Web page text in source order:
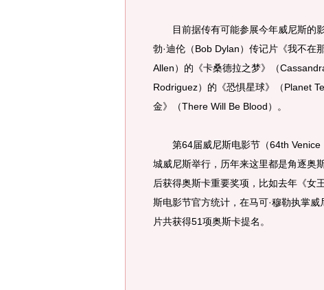
目前据传有可能参展今年威尼斯的影
勃·迪伦（Bob Dylan）传记片《我不在
Allen）的《卡桑德拉之梦》（
Rodriguez）的《恐惧星球》（Planet
金》（There Will Be Blood）。
第64届威尼斯电影节（64th Venice
城威尼斯举行，历年来这里都是角逐奥
后获得奥斯卡重要奖项，比如去年《女
斯电影节官方统计，在马可·穆勒执掌
片共获得51项奥斯卡提名。